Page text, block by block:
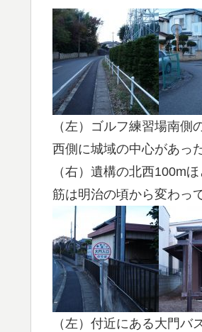
（左）ゴルフ練習場南
西側に城域の中心があっ
（右）遺構の北西100m
筋は明治の頃から変わっ
（左）付近にある大門バ